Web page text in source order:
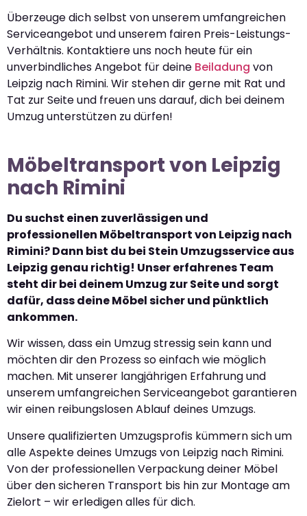
Überzeuge dich selbst von unserem umfangreichen
Serviceangebot und unserem fairen Preis-Leistungs-
Verhältnis. Kontaktiere uns noch heute für ein
unverbindliches Angebot für deine Beiladung von
Leipzig nach Rimini. Wir stehen dir gerne mit Rat und
Tat zur Seite und freuen uns darauf, dich bei deinem
Umzug unterstützen zu dürfen!
Möbeltransport von Leipzig
nach Rimini
Du suchst einen zuverlässigen und
professionellen Möbeltransport von Leipzig nach
Rimini? Dann bist du bei Stein Umzugsservice aus
Leipzig genau richtig! Unser erfahrenes Team
steht dir bei deinem Umzug zur Seite und sorgt
dafür, dass deine Möbel sicher und pünktlich
ankommen.
Wir wissen, dass ein Umzug stressig sein kann und
möchten dir den Prozess so einfach wie möglich
machen. Mit unserer langjährigen Erfahrung und
unserem umfangreichen Serviceangebot garantieren
wir einen reibungslosen Ablauf deines Umzugs.
Unsere qualifizierten Umzugsprofis kümmern sich um
alle Aspekte deines Umzugs von Leipzig nach Rimini.
Von der professionellen Verpackung deiner Möbel
über den sicheren Transport bis hin zur Montage am
Zielort – wir erledigen alles für dich.